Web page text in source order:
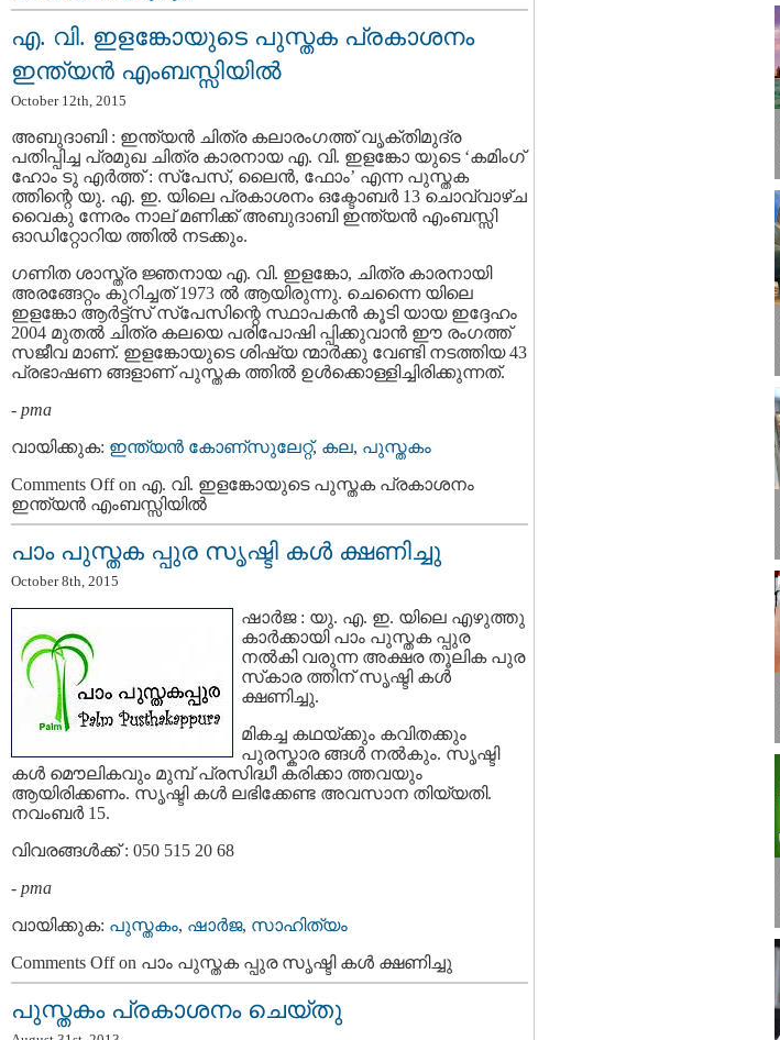
എ. വി. ഇളങ്കോയുടെ പുസ്തക പ്രകാശനം
ഇന്ത്യൻ എംബസ്സിയിൽ
October 12th, 2015
അബുദാബി : ഇന്ത്യൻ ചിത്ര കലാരംഗത്ത് വൃക്തിമുദ്ര
പതിപ്പിച്ച പ്രമുഖ ചിത്ര കാരനായ എ. വി. ഇളങ്കോ യുടെ ‘കമിംഗ്
ഹോം ടു എര്‍ത്ത് : സ്‌പേസ്, ലൈന്‍, ഫോം’ എന്ന പുസ്തക
ത്തിന്റെ യു. എ. ഇ. യിലെ പ്രകാശനം ഒക്ടോബർ 13 ചൊവ്വാഴ്ച
വൈകു ന്നേരം നാല് മണിക്ക് അബുദാബി ഇന്ത്യന്‍ എംബസ്സി
ഓഡിറ്റോറിയ ത്തിൽ നടക്കും.
ഗണിത ശാസ്ത്ര ജ്ഞനായ എ. വി. ഇളങ്കോ, ചിത്ര കാരനായി
അരങ്ങേറ്റം കുറിച്ചത് 1973 ൽ ആയിരുന്നു. ചെന്നൈ യിലെ
ഇളങ്കോ ആര്‍ട്ട്‌സ് സ്‌പേസിന്റെ സ്ഥാപകന്‍ കൂടി യായ ഇദ്ദേഹം
2004 മുതല്‍ ചിത്ര കലയെ പരിപോഷി പ്പിക്കുവാൻ ഈ രംഗത്ത്‌
സജീവ മാണ്. ഇളങ്കോയുടെ ശിഷ്യ ന്മാര്‍ക്കു വേണ്ടി നടത്തിയ 43
പ്രഭാഷണ ങ്ങളാണ് പുസ്തക ത്തില്‍ ഉള്‍ക്കൊള്ളിച്ചിരിക്കുന്നത്.
- pma
വായിക്കുക: ഇന്ത്യന്‍ കോണ്സുലേറ്റ്, കല, പുസ്തകം
Comments Offon എ. വി. ഇളങ്കോയുടെ പുസ്തക പ്രകാശനം
ഇന്ത്യൻ എംബസ്സിയിൽ
പാം പുസ്തക പ്പുര സൃഷ്ടി കള്‍ ക്ഷണിച്ചു
October 8th, 2015
ഷാര്‍ജ : യു. എ. ഇ. യിലെ എഴുത്തു
കാര്‍ക്കായി പാം പുസ്തക പ്പുര
നല്‍കി വരുന്ന അക്ഷര തൂലിക പുര
സ്‌കാര ത്തിന് സൃഷ്ടി കള്‍
ക്ഷണിച്ചു.
മികച്ച കഥയ്ക്കും കവിതക്കും
പുരസ്കാര ങ്ങള്‍ നല്‍കും. സൃഷ്ടി
കള്‍ മൌലികവും മുമ്പ് പ്രസിദ്ധീ കരിക്കാ ത്തവയും
ആയിരിക്കണം. സൃഷ്ടി കള്‍ ലഭിക്കേണ്ട അവസാന തിയ്യതി.
നവംബര്‍ 15.
വിവരങ്ങള്‍ക്ക് : 050 515 20 68
- pma
വായിക്കുക: പുസ്തകം, ഷാര്‍ജ, സാഹിത്യം
Comments Offon പാം പുസ്തക പ്പുര സൃഷ്ടി കള്‍ ക്ഷണിച്ചു
പുസ്തകം പ്രകാശനം ചെയ്തു